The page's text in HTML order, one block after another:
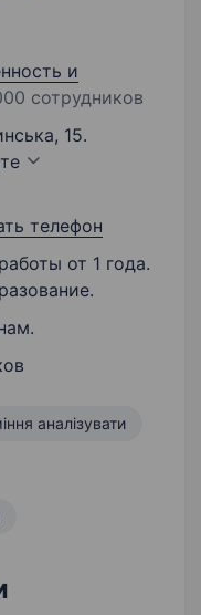
и
сотрудников
15.
телефон
от 1 года.
аналізувати